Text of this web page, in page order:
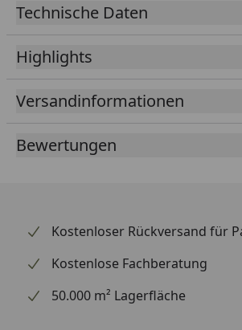
Technische Daten
Highlights
Versandinformationen
Bewertungen
Kostenloser Rückversand für
Kostenlose Fachberatung
50.000 m² Lagerfläche